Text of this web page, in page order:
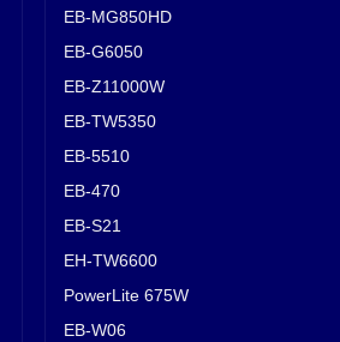
EB-MG850HD
EB-G6050
EB-Z11000W
EB-TW5350
EB-5510
EB-470
EB-S21
EH-TW6600
PowerLite 675W
EB-W06